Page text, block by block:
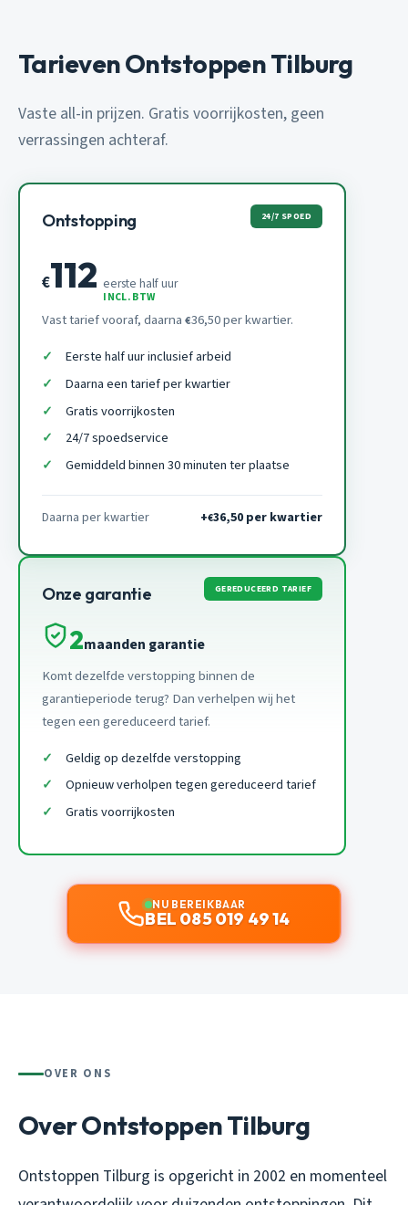
Tarieven Ontstoppen Tilburg
Vaste all-in prijzen. Gratis voorrijkosten, geen
verrassingen achteraf.
Ontstopping 24/7 SPOED
€112 eerste half uur
INCL. BTW
Vast tarief vooraf, daarna €36,50 per kwartier.
Eerste half uur inclusief arbeid
Daarna een tarief per kwartier
Gratis voorrijkosten
24/7 spoedservice
Gemiddeld binnen 30 minuten ter plaatse
Daarna per kwartier +€36,50 per kwartier
Onze garantie GEREDUCEERD TARIEF
2maanden garantie
Komt dezelfde verstopping binnen de
garantieperiode terug? Dan verhelpen wij het
tegen een gereduceerd tarief.
Geldig op dezelfde verstopping
Opnieuw verholpen tegen gereduceerd tarief
Gratis voorrijkosten
NU BEREIKBAAR
BEL 085 019 49 14
OVER ONS
Over Ontstoppen Tilburg
Ontstoppen Tilburg is opgericht in 2002 en momenteel